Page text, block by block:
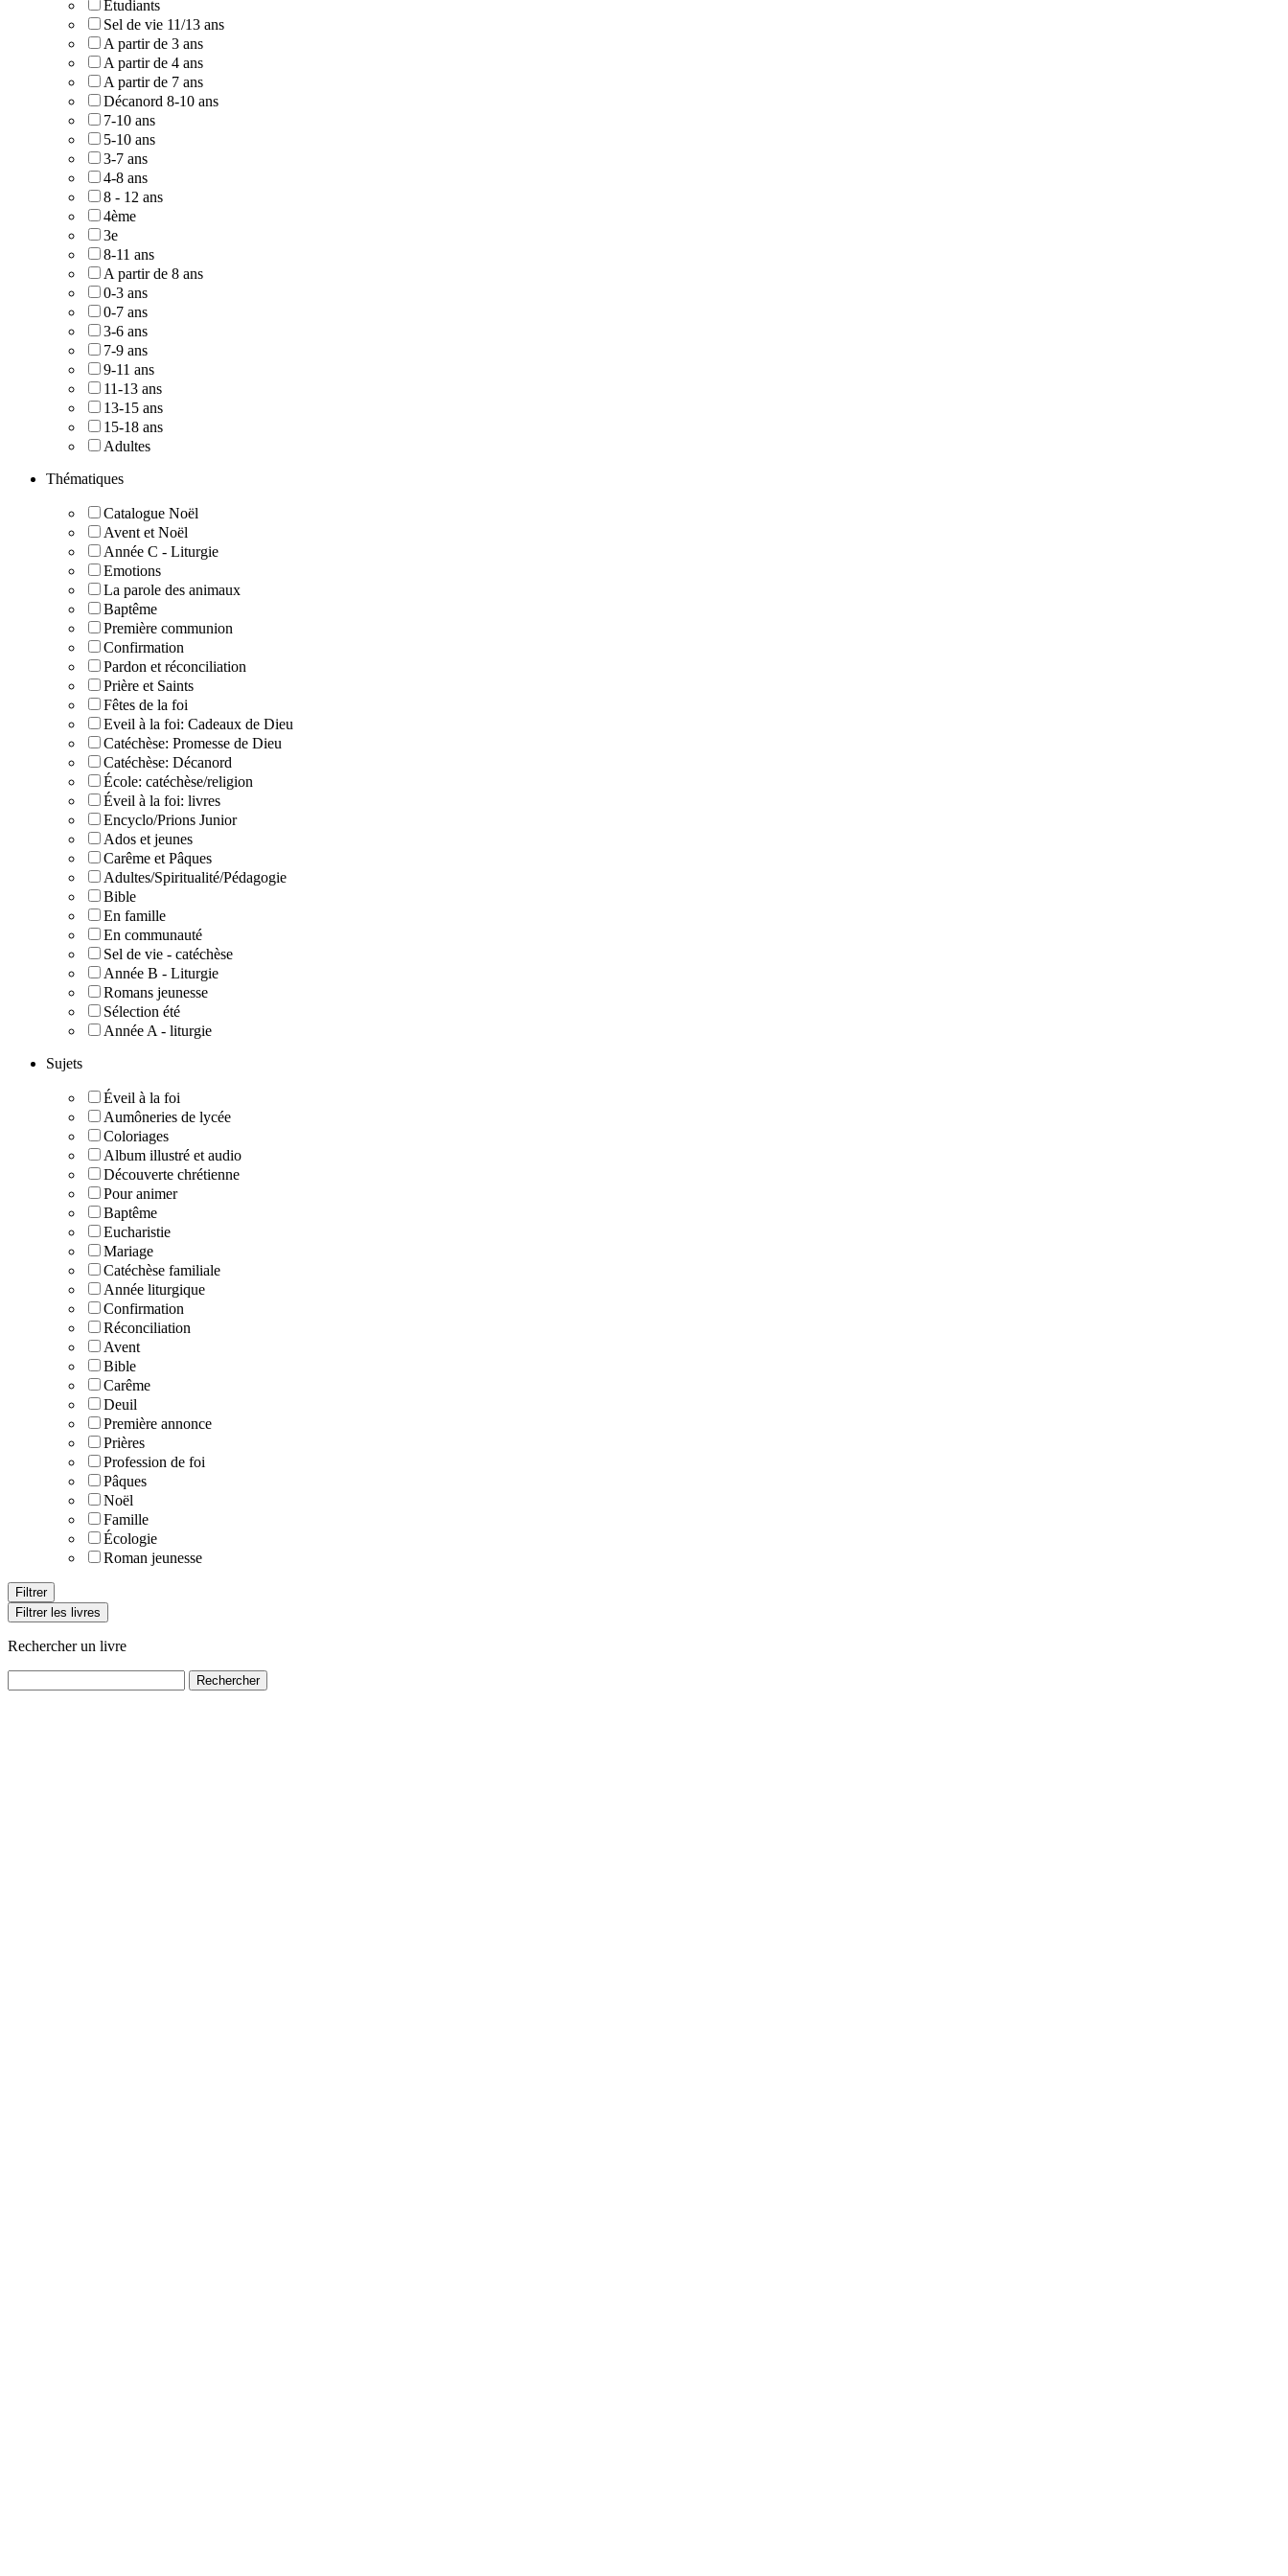
Etudiants
Sel de vie 11/13 ans
A partir de 3 ans
A partir de 4 ans
A partir de 7 ans
Décanord 8-10 ans
7-10 ans
5-10 ans
3-7 ans
4-8 ans
8 - 12 ans
4ème
3e
8-11 ans
A partir de 8 ans
0-3 ans
0-7 ans
3-6 ans
7-9 ans
9-11 ans
11-13 ans
13-15 ans
15-18 ans
Adultes
Thématiques
Catalogue Noël
Avent et Noël
Année C - Liturgie
Emotions
La parole des animaux
Baptême
Première communion
Confirmation
Pardon et réconciliation
Prière et Saints
Fêtes de la foi
Eveil à la foi: Cadeaux de Dieu
Catéchèse: Promesse de Dieu
Catéchèse: Décanord
École: catéchèse/religion
Éveil à la foi: livres
Encyclo/Prions Junior
Ados et jeunes
Carême et Pâques
Adultes/Spiritualité/Pédagogie
Bible
En famille
En communauté
Sel de vie - catéchèse
Année B - Liturgie
Romans jeunesse
Sélection été
Année A - liturgie
Sujets
Éveil à la foi
Aumôneries de lycée
Coloriages
Album illustré et audio
Découverte chrétienne
Pour animer
Baptême
Eucharistie
Mariage
Catéchèse familiale
Année liturgique
Confirmation
Réconciliation
Avent
Bible
Carême
Deuil
Première annonce
Prières
Profession de foi
Pâques
Noël
Famille
Écologie
Roman jeunesse
Filtrer les livres
Rechercher un livre